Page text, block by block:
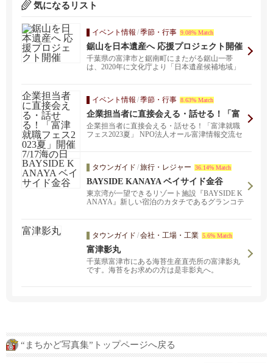
気になるリスト
イベント情報 /季節・行事 9.08% Match
鋸山を日本遺産へ 応援プロジェクト開催
千葉県の富津市と鋸南町にまたがる鋸山一帯
は、2020年に文化庁より「日本遺産候補地域」
イベント情報 /季節・行事 8.63% Match
企業担当者に直接会える・話せる！「富
津就職フェス2023夏」開催 7/17海の日
企業担当者に直接会える・話せる！「富津就職
フェス2023夏」 NPO法人オール富津情報交流セ
タウンガイド /旅行・レジャー 36.14% Match
BAYSIDE KANAYA ベイサイド金谷
東京湾が一望できるリゾート施設『BAYSIDE K
ANAYA』新しい宿泊のカタチであるグランコテ
タウンガイド /会社・工場・工業 5.6% Match
富津影丸
千葉県富津市にある海苔生産直売所の富津影丸
です。海苔をお求めの方は是非影丸へ。
“まちかど写真集”トップページへ戻る